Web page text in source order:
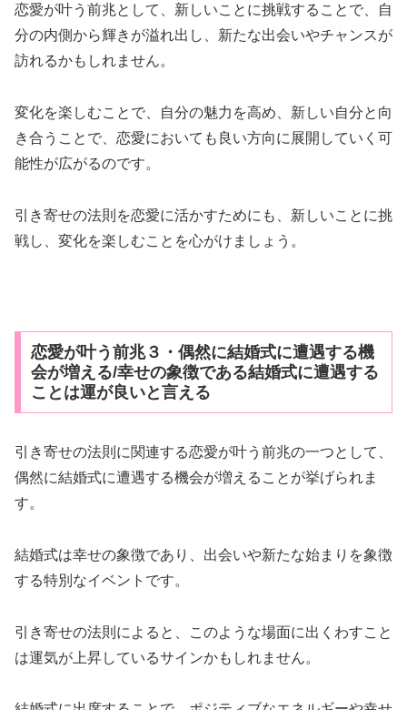
恋愛が叶う前兆として、新しいことに挑戦することで、自
分の内側から輝きが溢れ出し、新たな出会いやチャンスが
訪れるかもしれません。
変化を楽しむことで、自分の魅力を高め、新しい自分と向
き合うことで、恋愛においても良い方向に展開していく可
能性が広がるのです。
引き寄せの法則を恋愛に活かすためにも、新しいことに挑
戦し、変化を楽しむことを心がけましょう。
恋愛が叶う前兆３・偶然に結婚式に遭遇する機
会が増える/幸せの象徴である結婚式に遭遇する
ことは運が良いと言える
引き寄せの法則に関連する恋愛が叶う前兆の一つとして、
偶然に結婚式に遭遇する機会が増えることが挙げられま
す。
結婚式は幸せの象徴であり、出会いや新たな始まりを象徴
する特別なイベントです。
引き寄せの法則によると、このような場面に出くわすこと
は運気が上昇しているサインかもしれません。